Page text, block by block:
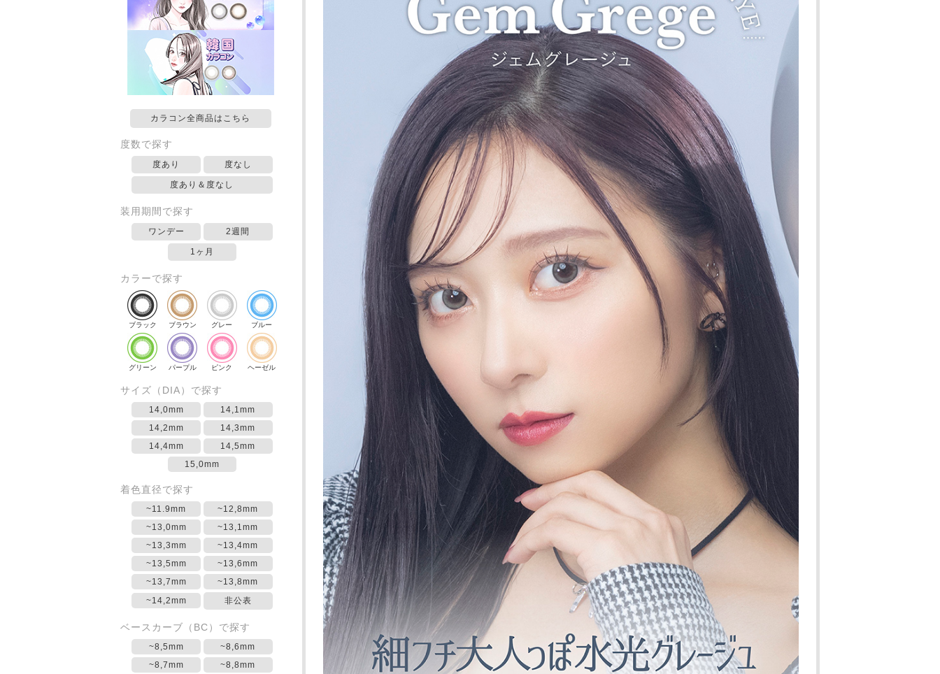
カラコン全商品はこちら
度数で探す
度あり 度なし
度あり＆度なし
装用期間で探す
ワンデー 2週間
1ヶ月
カラーで探す
ブラック ブラウン グレー ブルー
グリーン パープル ピンク ヘーゼル
サイズ（DIA）で探す
14,0mm
14,1mm
14,2mm
14,3mm
14,4mm
14,5mm
15,0mm
着色直径で探す
~11.9mm
~12,8mm
~13,0mm
~13,1mm
~13,3mm
~13,4mm
~13,5mm
~13,6mm
~13,7mm
~13,8mm
~14,2mm
非公表
ベースカーブ（BC）で探す
~8,5mm
~8,6mm
~8,7mm
~8,8mm